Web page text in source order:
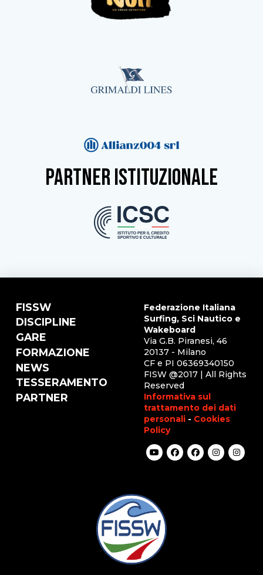
partner istituzionale
FISSW
DISCIPLINE
GARE
FORMAZIONE
NEWS
TESSERAMENTO
PARTNER
Federazione Italiana
Surfing, Sci Nautico e
Wakeboard
Via G.B. Piranesi, 46
20137 - Milano
CF e PI 06369340150
FISW @2017 | All Rights
Reserved
Informativa sul
trattamento dei dati
personali - Cookies
Policy